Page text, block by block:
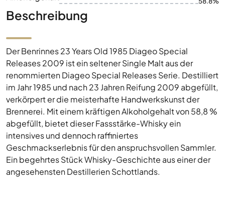
Beschreibung
Der Benrinnes 23 Years Old 1985 Diageo Special
Releases 2009 ist ein seltener Single Malt aus der
renommierten Diageo Special Releases Serie. Destilliert
im Jahr 1985 und nach 23 Jahren Reifung 2009 abgefüllt,
verkörpert er die meisterhafte Handwerkskunst der
Brennerei. Mit einem kräftigen Alkoholgehalt von 58,8 %
abgefüllt, bietet dieser Fassstärke-Whisky ein
intensives und dennoch raffiniertes
Geschmackserlebnis für den anspruchsvollen Sammler.
Ein begehrtes Stück Whisky-Geschichte aus einer der
angesehensten Destillerien Schottlands.